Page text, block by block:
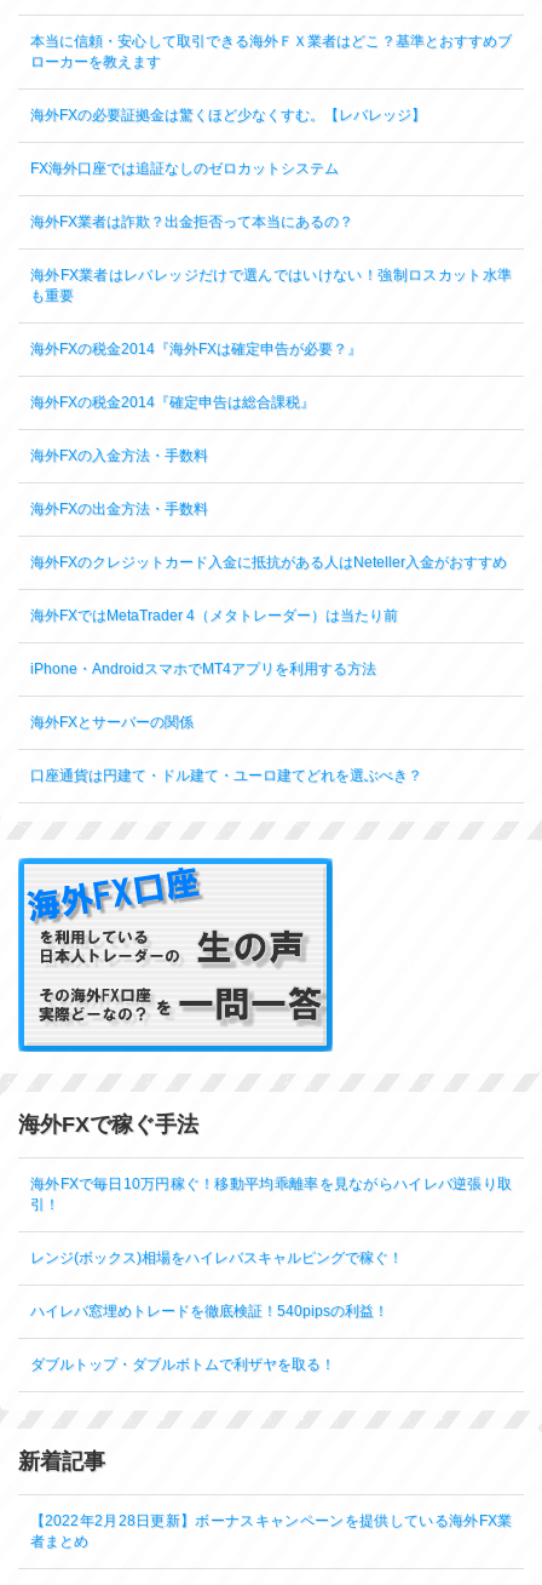
本当に信頼・安心して取引できる海外ＦＸ業者はどこ？基準とおすすめブ
ローカーを教えます
海外FXの必要証拠金は驚くほど少なくすむ。【レバレッジ】
FX海外口座では追証なしのゼロカットシステム
海外FX業者は詐欺？出金拒否って本当にあるの？
海外FX業者はレバレッジだけで選んではいけない！強制ロスカット水準
も重要
海外FXの税金2014『海外FXは確定申告が必要？』
海外FXの税金2014『確定申告は総合課税』
海外FXの入金方法・手数料
海外FXの出金方法・手数料
海外FXのクレジットカード入金に抵抗がある人はNeteller入金がおすすめ
海外FXではMetaTrader 4（メタトレーダー）は当たり前
iPhone・AndroidスマホでMT4アプリを利用する方法
海外FXとサーバーの関係
口座通貨は円建て・ドル建て・ユーロ建てどれを選ぶべき？
海外FXで稼ぐ手法
海外FXで毎日10万円稼ぐ！移動平均乖離率を見ながらハイレバ逆張り取
引！
レンジ(ボックス)相場をハイレバスキャルピングで稼ぐ！
ハイレバ窓埋めトレードを徹底検証！540pipsの利益！
ダブルトップ・ダブルボトムで利ザヤを取る！
新着記事
【2022年2月28日更新】ボーナスキャンペーンを提供している海外FX業
者まとめ